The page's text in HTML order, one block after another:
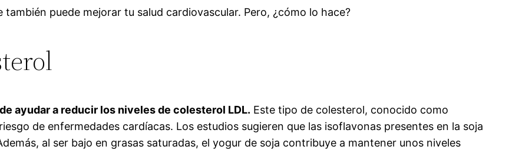
puede mejorar tu salud cardiovascular. Pero, ¿cómo lo hace?
ayudar a reducir los niveles de colesterol LDL. Este tipo de colesterol, conocido como
de enfermedades cardíacas. Los estudios sugieren que las isoflavonas presentes en la soja
al ser bajo en grasas saturadas, el yogur de soja contribuye a mantener unos niveles